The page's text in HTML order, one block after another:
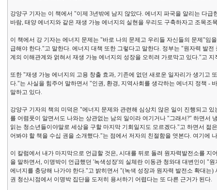
강양구 기자는 이 책에서 "이제 3년밖에 남지 않았다. 에너지 파국을 알리는 다
바람, 태양 에너지와 같은 재생 가능 에너지의 실현을 우리도 구축하자고 조목
이 책에서 강 기자는 에너지 문제는 "바로 나의 문제고 우리들 자신들의 문제"임
급해야 한다."고 말한다. 에너지 대책 또한 그렇다고 말한다. 정부는 "원자력 발
계의 이해관계와 얽혀서 재생 가능 에너지의 성장을 오히려 가로막고 있다."고
또한 "재생 가능 에너지의 고용 창출 효과, 기존에 없던 새로운 일자리가 생기고
다."는 사실을 힘주어 말하면서 "인권, 환경, 지역사회를 생각하는 에너지 정책 -
말하고 있다.
강양구 기자의 책의 미덕은 "에너지 문제와 관련해 심상치 않은 일이 진행되고
를 어렴풋이 알면서도 나와는 상관없는 남의 일이라 여기거나 "그래서?" 하면서
읽는 청소년들이야말로 세상을 구할 마지막 기회일지도 모르겠다."고 하면서
어봐야 할 책을 수십 권을 소개했다."는 점에서 저자의 친절함을 엿본다. 여기에
이 칼럼에서 내가 마지막으로 언급할 것은, 시대를 뒤로 돌려 원자력발전소를
을 말하면서, 이명박이 언급했던 '녹색성장'의 실체란 이동관 청와대 대변인이 "
에너지를 충당해 나가야 한다."고 밝히면서 "(녹색 성장과 원자력 발전소 확대
권 청산시점에서 이명박 집단을 도저히 용서하기 어렵다는 또 다른 근거가 된다.